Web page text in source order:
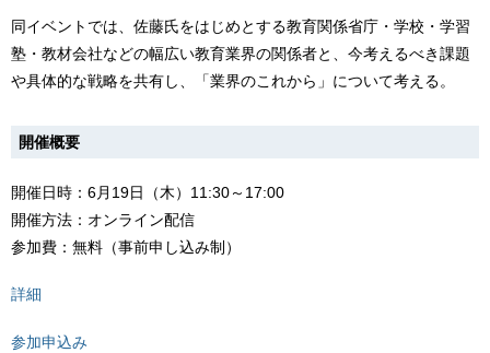
同イベントでは、佐藤氏をはじめとする教育関係省庁・学校・学習
塾・教材会社などの幅広い教育業界の関係者と、今考えるべき課題
や具体的な戦略を共有し、「業界のこれから」について考える。
開催概要
開催日時：6月19日（木）11:30～17:00
開催方法：オンライン配信
参加費：無料（事前申し込み制）
詳細
参加申込み